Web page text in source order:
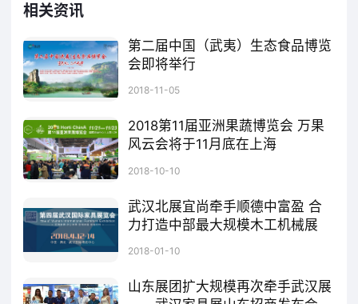
台。”
同时，作为科技博主和消费者，Eva也表达了对
AWE2025的期待，“每次逛AWE，真的有种穿越到未来
的感觉！AWE不只是个展览，更像是个科技跟生活交融
的大party。AWE为我们展示了全新的生活方式，从智
能家居的温馨，到无人驾驶的便捷，再到虚拟现实的沉
浸，每一项创新都让这个世界变得更加智能，更加美
好。”
AWE2025大幕已开，这将是一场创新的盛宴。2025年
3月20-23日，上海新国际博览中心，期待更多智能
化、AI驱动的新产品为我们打开AI生活的新篇章！
相关资讯
第二届中国（武夷）生态食品博览
会即将举行
2018-11-05
2018第11届亚洲果蔬博览会 万果
风云会将于11月底在上海
2018-10-10
武汉北展宜尚牵手顺德中富盈 合
力打造中部最大规模木工机械展
2018-01-10
山东展团扩大规模再次牵手武汉展